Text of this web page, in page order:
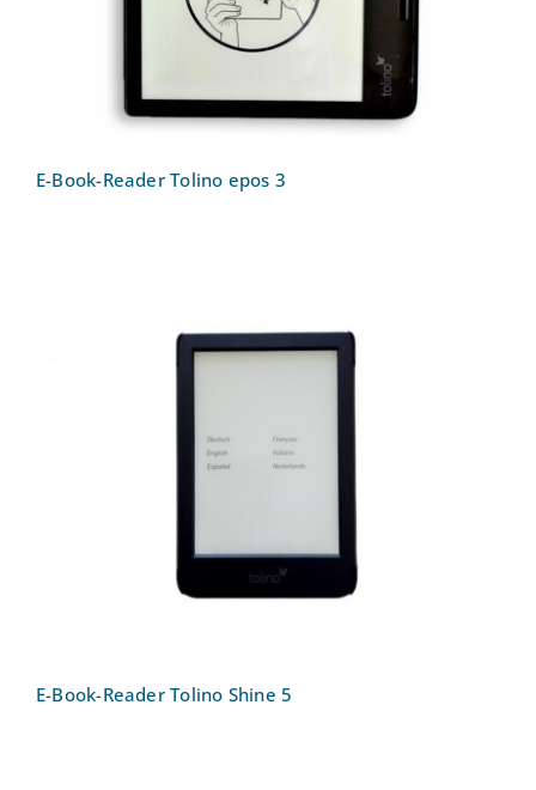
E-Book-Reader Tolino epos 3
E-Book-Reader Tolino Shine 5
E-Book-Reader Tolino Shine 5